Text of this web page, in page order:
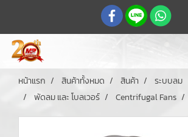
หน้าแรก สินค้าทั้งหมด สินค้า
ระบบลม
พัดลม และ โบลเวอร์
Centrifugal Fans